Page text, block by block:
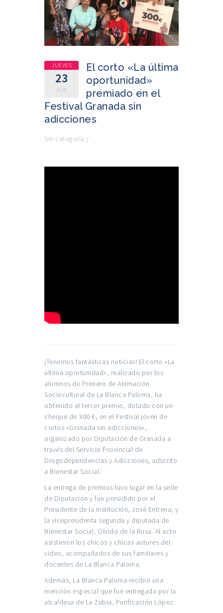
JUEVES
23
JUN
El corto «La última
oportunidad»
premiado en el
Festival Granada sin
adicciones
Sin categoría /
¡Tenemos fantásticas noticias! El corto «La
última oportunidad», realizado por los
alumnos de Primero de Animación
Sociocultural de La Blanca Paloma, ha
obtenido el tercer premio, dotado con un
cheque de 300 €, en el Festival joven de
cortos «Granada sin adicciones»,
organizado por Diputación de Granada a
través del Servicio Provincial de
Drogodependencias y Adicciones, adscrito
a Bienestar Social.
La entrega de premios tuvo lugar en la sede
de Diputación y fue presidido por el
Presidente de la institución, José Entrena, y
la vicepresidenta segunda y diputada de
Bienestar Social, Olvido de la Rosa. Al acto
asistieron los chicos y chicas autores del
vídeo, acompañados de sus familiares y
docentes de La Blanca Paloma.
Además, La Blanca Paloma recibió una
mención especial que fue entregada por la
alcaldesa de La Zubia, Purificación López.